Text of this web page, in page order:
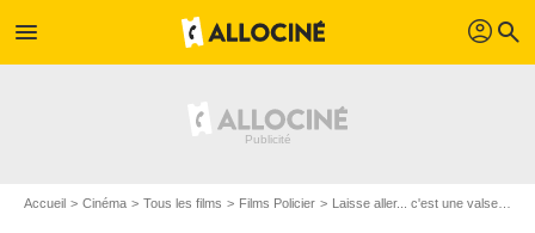
menu profil search
Accueil Cinéma Tous les films Films Policier Laisse aller... c'est une valse